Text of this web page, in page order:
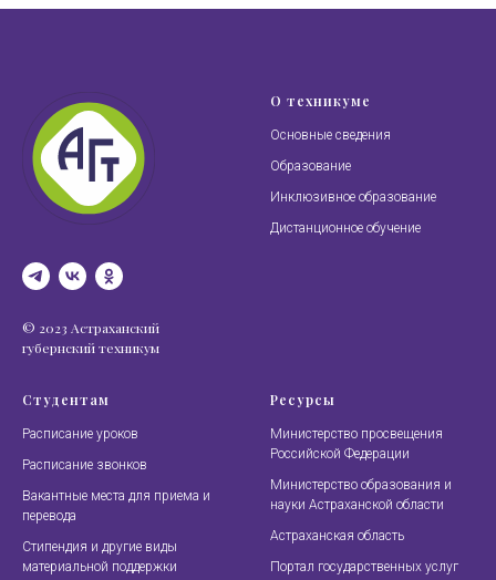
© 2023 Астраханский
губернский техникум
О техникуме
Основные сведения
Образование
Инклюзивное образование
Дистанционное обучение
Студентам
Расписание уроков
Расписание звонков
Вакантные места для приема и
перевода
Стипендия и другие виды
материальной поддержки
Ресурсы
Министерство просвещения
Российской Федерации
Министерство образования и
науки Астраханской области
Астраханская область
Портал государственных услуг